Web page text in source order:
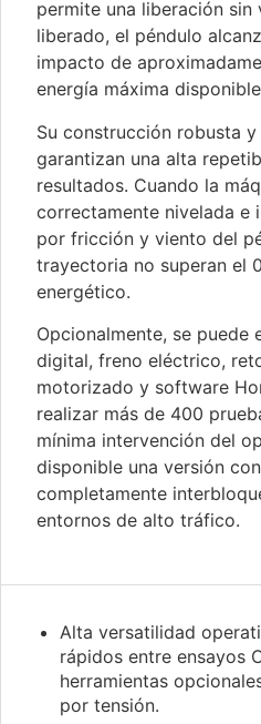
permite una liberación sin
liberado, el péndulo
impacto de
energía máxima
Su construcción robusta
garantizan una alta
resultados. Cuando la
correctamente nivelada e
por fricción y viento del
trayectoria no superan el
energético.
Opcionalmente, se puede
digital, freno eléctrico,
motorizado y software
realizar más de 400
mínima intervención del
disponible una versión
completamente
entornos de alto tráfico.
Alta versatilidad
rápidos entre ensayos
herramientas
por tensión.